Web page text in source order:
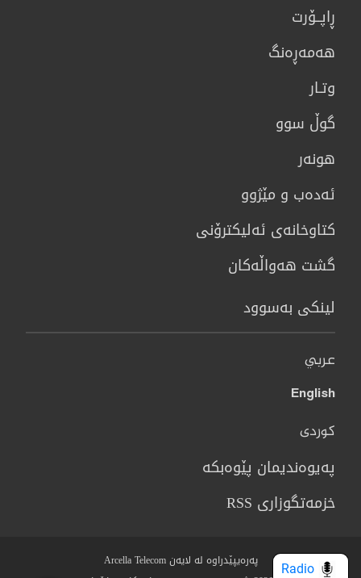
ڕاپــۆرت
هه‌مه‌ڕه‌نگ
وتـار
گوڵ سوو
هونه‌ر
ئەدەب و مێژوو
كتاوخانه‌ی ئه‌ليكترۆنی
گشت هەواڵەکان
لینکی بەسوود
عربي
English
کوردی
پەیوەندیمان پێوەبکە
خزمەتگوزاری RSS
پەرەیپێدراوە لە لایەن Arcella Telecom
Radio